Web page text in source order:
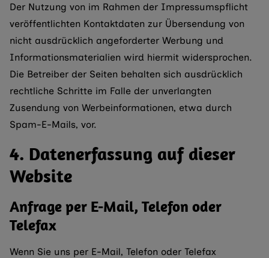
Der Nutzung von im Rahmen der Impressumspflicht
veröffentlichten Kontaktdaten zur Übersendung von
nicht ausdrücklich angeforderter Werbung und
Informationsmaterialien wird hiermit widersprochen.
Die Betreiber der Seiten behalten sich ausdrücklich
rechtliche Schritte im Falle der unverlangten
Zusendung von Werbeinformationen, etwa durch
Spam-E-Mails, vor.
4. Datenerfassung auf dieser
Website
Anfrage per E-Mail, Telefon oder
Telefax
Wenn Sie uns per E-Mail, Telefon oder Telefax